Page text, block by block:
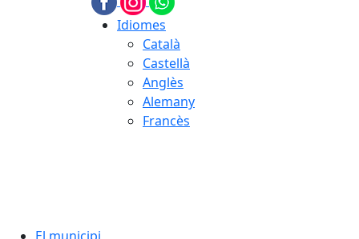
Idiomes
Català
Castellà
Anglès
Alemany
Francès